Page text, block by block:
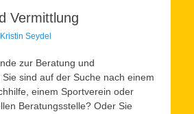
Vermittlung
Kristin Seydel
zur Beratung und
sind auf der Suche nach einem
einem Sportverein oder
Beratungsstelle? Oder Sie